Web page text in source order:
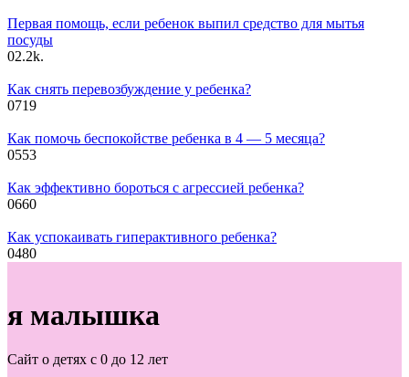
Первая помощь, если ребенок выпил средство для мытья
посуды
02.2k.
Как снять перевозбуждение у ребенка?
0719
Как помочь беспокойстве ребенка в 4 — 5 месяца?
0553
Как эффективно бороться с агрессией ребенка?
0660
Как успокаивать гиперактивного ребенка?
0480
я малышка
Сайт о детях с 0 до 12 лет